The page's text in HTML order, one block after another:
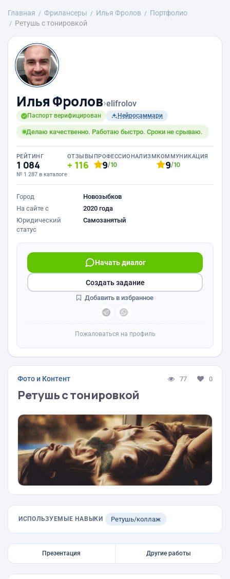
Главная Фрилансеры Илья Фролов
Портфолио
Ретушь с тонировкой
Илья Фролов›elifrolov
Паспорт верифицирован Нейросаммари
Делаю качественно. Работаю быстро. Сроки не срываю.
РЕЙТИНГ
1 084
№ 1 287 в каталоге
ОТЗЫВЫ
116
ПРОФЕССИОНАЛИЗМ
9/10
КОММУНИКАЦИЯ
9/10
Город
Новозыбков
На сайте с
2020 года
Юридический
статус
Самозанятый
Начать диалог
Создать задание
Добавить в избранное
Пожаловаться на профиль
Фото и Контент 77 0
Ретушь с тонировкой
ИСПОЛЬЗУЕМЫЕ НАВЫКИ Ретушь/коллаж
Презентация Другие работы